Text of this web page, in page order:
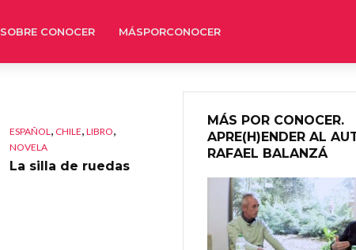
SOBRE CONOCER MÁSPORCONOCER
ESPAÑOL , CHILE, LIBRO,
NOVELA
La silla de ruedas
MÁS POR CONOCER.
APRE(H)ENDER AL
RAFAEL BALANZÁ